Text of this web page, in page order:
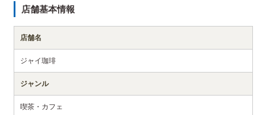
店舗基本情報
店舗名
ジャイ珈琲
ジャンル
喫茶・カフェ